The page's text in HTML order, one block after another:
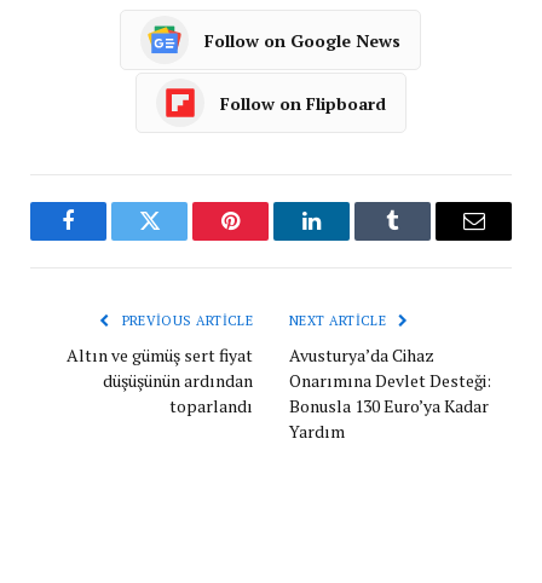
Follow on Google News
Follow on Flipboard
FacebookTwitter Pinterest LinkedInTumblr Email
PREVIOUS ARTICLE
Altın ve gümüş sert fiyat
düşüşünün ardından
toparlandı
NEXT ARTICLE
Avusturya’da Cihaz
Onarımına Devlet Desteği:
Bonusla 130 Euro’ya Kadar
Yardım